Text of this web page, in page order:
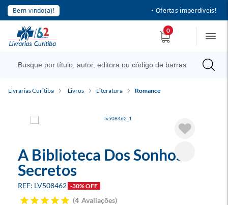
Bem-vindo(a)! • Ofertas imperdíveis!
0
Livrarias Curitiba Livros Literatura Romance
A Biblioteca Dos Sonhos
Secretos
LV508462 -30% OFF
4 Avaliações